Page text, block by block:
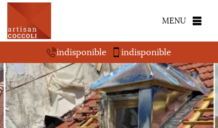
MENU
indisponible indisponible